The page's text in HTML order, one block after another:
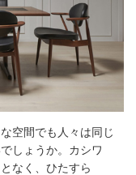
空間でも人々は同じ
しょうか。カシワ
なく、ひたすら